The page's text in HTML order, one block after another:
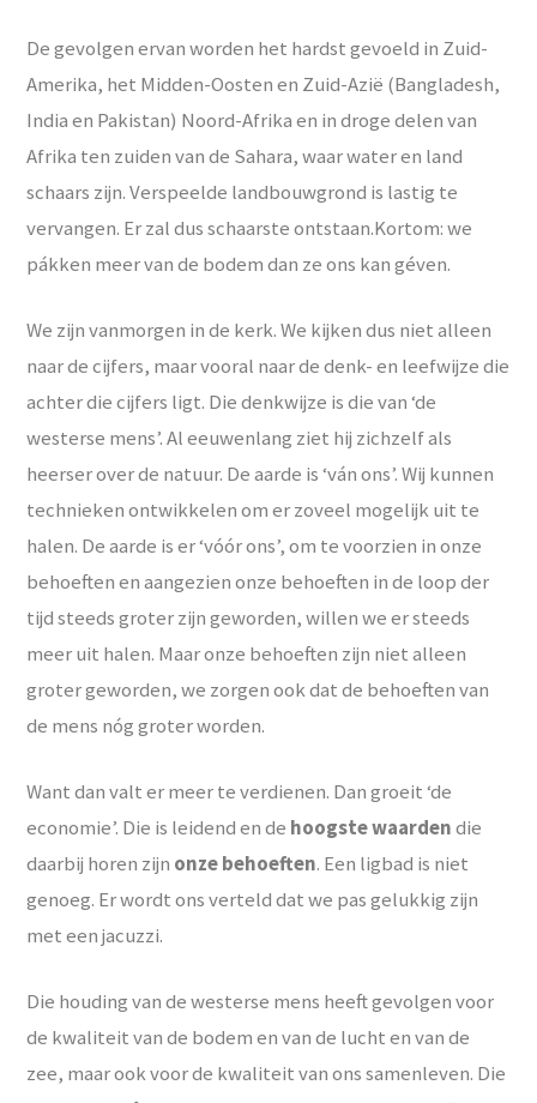
De gevolgen ervan worden het hardst gevoeld in Zuid-
Amerika, het Midden-Oosten en Zuid-Azië (Bangladesh,
India en Pakistan) Noord-Afrika en in droge delen van
Afrika ten zuiden van de Sahara, waar water en land
schaars zijn. Verspeelde landbouwgrond is lastig te
vervangen. Er zal dus schaarste ontstaan.Kortom: we
pákken meer van de bodem dan ze ons kan géven.
We zijn vanmorgen in de kerk. We kijken dus niet alleen
naar de cijfers, maar vooral naar de denk- en leefwijze die
achter die cijfers ligt. Die denkwijze is die van ‘de
westerse mens’. Al eeuwenlang ziet hij zichzelf als
heerser over de natuur. De aarde is ‘ván ons’. Wij kunnen
technieken ontwikkelen om er zoveel mogelijk uit te
halen. De aarde is er ‘vóór ons’, om te voorzien in onze
behoeften en aangezien onze behoeften in de loop der
tijd steeds groter zijn geworden, willen we er steeds
meer uit halen. Maar onze behoeften zijn niet alleen
groter geworden, we zorgen ook dat de behoeften van
de mens nóg groter worden.
Want dan valt er meer te verdienen. Dan groeit ‘de
economie’. Die is leidend en de hoogste waardendie
daarbij horen zijn onze behoeften. Een ligbad is niet
genoeg. Er wordt ons verteld dat we pas gelukkig zijn
met een jacuzzi.
Die houding van de westerse mens heeft gevolgen voor
de kwaliteit van de bodem en van de lucht en van de
zee, maar ook voor de kwaliteit van ons samenleven. Die